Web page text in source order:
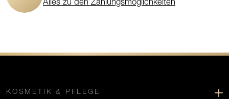
Alles zu den Zahlungsmöglichkeiten
KOSMETIK & PFLEGE